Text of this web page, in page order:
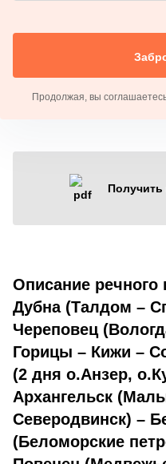
Продолжая, вы
Получить
Описание речного
Дубна (Талдом –
Череповец
Горицы – Кижи –
(2 дня о.Анзер,
Архангельск
Северодвинск) –
(Беломорские